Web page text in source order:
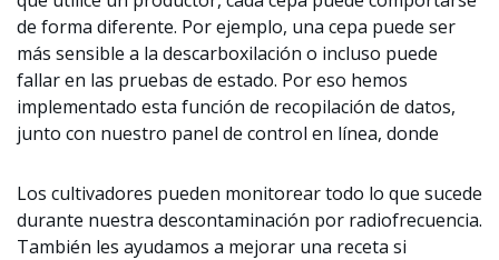
de forma diferente. Por ejemplo, una cepa puede ser
más sensible a la descarboxilación o incluso puede
fallar en las pruebas de estado. Por eso hemos
implementado esta función de recopilación de datos,
junto con nuestro panel de control en línea, donde
Los cultivadores pueden monitorear todo lo que sucede
durante nuestra descontaminación por radiofrecuencia.
También les ayudamos a mejorar una receta si